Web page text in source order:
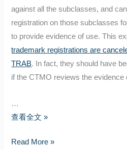
against all the subclasses, and
registration on those subclasses
to provide evidence of use. This
trademark registrations are
TRAB. In fact, they should have
if the CTMO reviews the evidence
…
CTMO
Examination
查看全文 »
CTMO
Read More »